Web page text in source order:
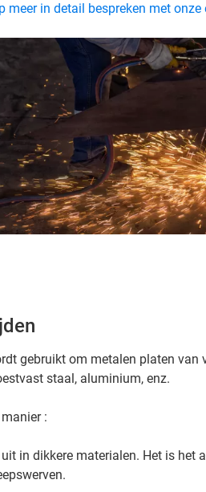
meer in detail bespreken met
gebruikt om metalen platen van
staal, aluminium, enz.
:
in dikkere materialen. Het is het